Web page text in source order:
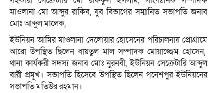
মাওলানা মো আব্দুর রাকিব, যুব বিভাগের সম্মানিত সভাপতি জনাব
মোঃ আব্দুল মালেক,
ইউনিয়ন আমির মাওলানা দেলোয়ার হোসেনের পরিচালনায় প্রোগ্রামে
আরো উপস্থিত ছিলেন বায়তুল মাল সম্পাদক মোয়াজ্জেম হোসেন,
থানা কার্যকরী সদস্য জনাব মোঃ নুরনবী, ইউনিয়ন সেক্রেটারি আব্দুল
বারী প্রমূখ। সভাপতি হিসেবে উপস্থিত ছিলেন গনেশপুর ইউনিয়নের
সভাপতি মতিউর রহমান।